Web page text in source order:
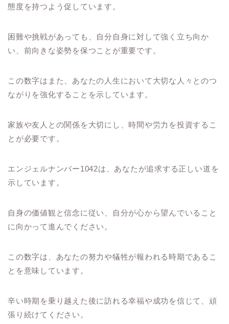
態度を持つよう促しています。
困難や挑戦があっても、自分自身に対して強く立ち向か
い、前向きな姿勢を保つことが重要です。
この数字はまた、あなたの人生において大切な人々とのつ
ながりを強化することを示しています。
家族や友人との関係を大切にし、時間や労力を投資するこ
とが必要です。
エンジェルナンバー1042は、あなたが追求する正しい道を
示しています。
自身の価値観と信念に従い、自分が心から望んでいること
に向かって進んでください。
この数字は、あなたの努力や犠牲が報われる時期であるこ
とを意味しています。
辛い時期を乗り越えた後に訪れる幸福や成功を信じて、頑
張り続けてください。